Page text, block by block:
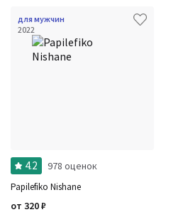
для мужчин
2022
4.2 978 оценок
Papilefiko Nishane
от 320₽